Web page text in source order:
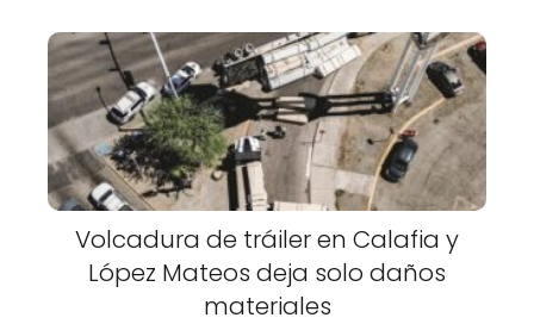
Volcadura de tráiler en Calafia y
López Mateos deja solo daños
materiales